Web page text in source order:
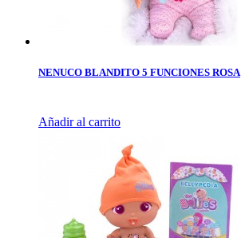
NENUCO BLANDITO 5 FUNCIONES ROSA
Añadir al carrito